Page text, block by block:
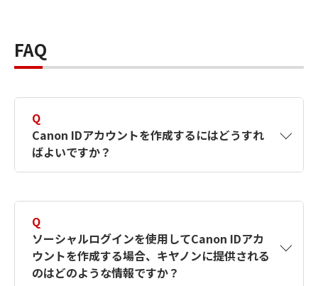
FAQ
Q
Canon IDアカウントを作成するにはどうすれ
ばよいですか？
す。詳しい作成方法は【カメラ】Canon IDとは
何ですか？Canon IDの作成方法は？をご確認く
ださい。
Q
ソーシャルログインを使用してCanon IDアカ
ウントを作成する場合、キヤノンに提供される
のはどのような情報ですか？